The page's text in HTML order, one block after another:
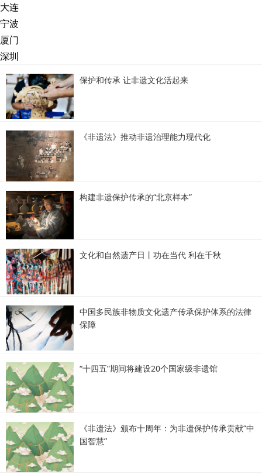
大连
宁波
厦门
深圳
保护和传承 让非遗文化活起来
《非遗法》推动非遗治理能力现代化
构建非遗保护传承的“北京样本”
文化和自然遗产日丨功在当代 利在千秋
中国多民族非物质文化遗产传承保护体系的法律
保障
“十四五”期间将建设20个国家级非遗馆
《非遗法》颁布十周年：为非遗保护传承贡献“中
国智慧”